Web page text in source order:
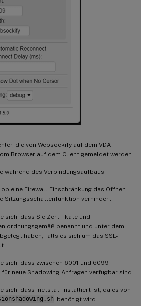
die von Websockify auf dem VDA
Browser auf dem Client gemeldet werden.
während des Verbindungsaufbaus:
eine Firewall-Einschränkung das Öffnen
Sitzungsschattenfunktion verhindert.
sich, dass Sie Zertifikate und
ordnungsgemäß benannt und unter dem
haben, falls es sich um das SSL-
sich, dass zwischen 6001 und 6099
neue Shadowing-Anfragen verfügbar sind.
sich, dass ‘netstat’ installiert ist, da es von
benötigt wird.